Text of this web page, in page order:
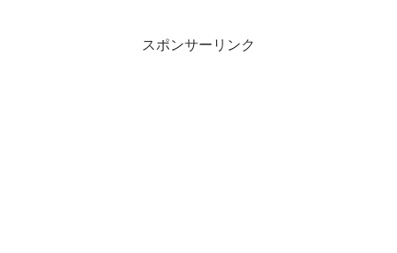
スポンサーリンク